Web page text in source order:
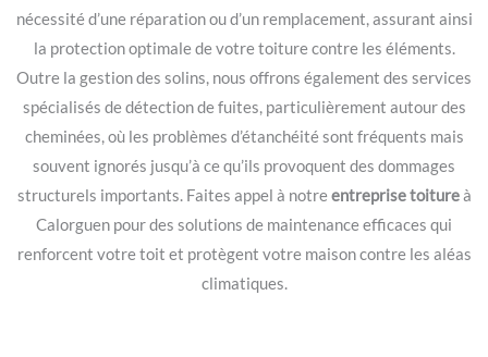
nécessité d’une réparation ou d’un remplacement, assurant ainsi
la protection optimale de votre toiture contre les éléments.
Outre la gestion des solins, nous offrons également des services
spécialisés de détection de fuites, particulièrement autour des
cheminées, où les problèmes d’étanchéité sont fréquents mais
souvent ignorés jusqu’à ce qu’ils provoquent des dommages
structurels importants. Faites appel à notreentreprise toitureà
Calorguen pour des solutions de maintenance efficaces qui
renforcent votre toit et protègent votre maison contre les aléas
climatiques.